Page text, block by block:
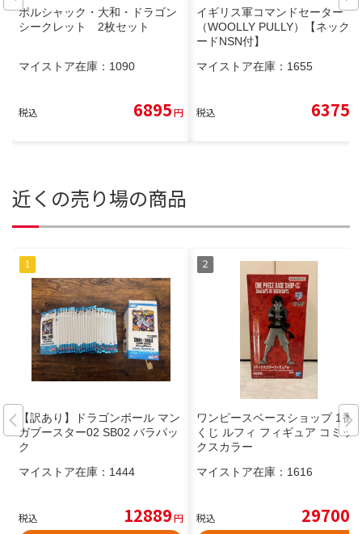
ポルシャック・大和・ドラゴン
シークレット 2枚セット
マイストア在庫： 1090
税込 6895円
イギリス軍コマンドセーター
（WOOLLY PULLY）【ネックコ
ードNSN付】
マイストア在庫： 1655
税込 6375
近くの売り場の商品
【訳あり】ドラゴンボール マン
ガブースター02 SB02 バラパッ
ク
マイストア在庫： 1444
税込 12889円
ワンピースベースショップ 1番
くじ ルフィ フィギュア コミッ
クスカラー
マイストア在庫： 1616
税込 29700